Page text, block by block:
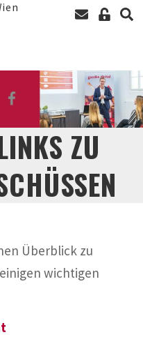
ZU
Überblick zu
wichtigen